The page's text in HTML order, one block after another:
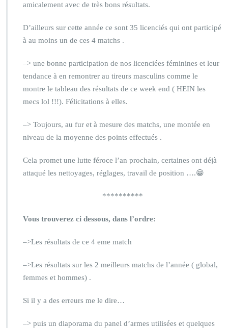
amicalement avec de très bons résultats.
D’ailleurs sur cette année ce sont 35 licenciés qui ont participé
à au moins un de ces 4 matchs .
–> une bonne participation de nos licenciées féminines et leur
tendance à en remontrer au tireurs masculins comme le
montre le tableau des résultats de ce week end ( HEIN les
mecs lol !!!). Félicitations à elles.
–> Toujours, au fur et à mesure des matchs, une montée en
niveau de la moyenne des points effectués .
Cela promet une lutte féroce l’an prochain, certaines ont déjà
attaqué les nettoyages, réglages, travail de position ….😁
**********
Vous trouverez ci dessous, dans l’ordre:
–>Les résultats de ce 4 eme match
–>Les résultats sur les 2 meilleurs matchs de l’année ( global,
femmes et hommes) .
Si il y a des erreurs me le dire…
–> puis un diaporama du panel d’armes utilisées et quelques